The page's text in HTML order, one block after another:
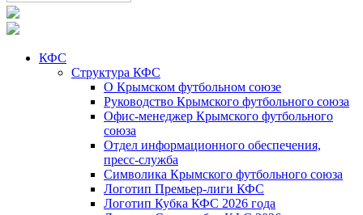
КФС
Структура КФС
О Крымском футбольном союзе
Руководство Крымского футбольного союза
Офис-менеджер Крымского футбольного
союза
Отдел информационного обеспечения,
пресс-служба
Символика Крымского футбольного союза
Логотип Премьер-лиги КФС
Логотип Кубка КФС 2026 года